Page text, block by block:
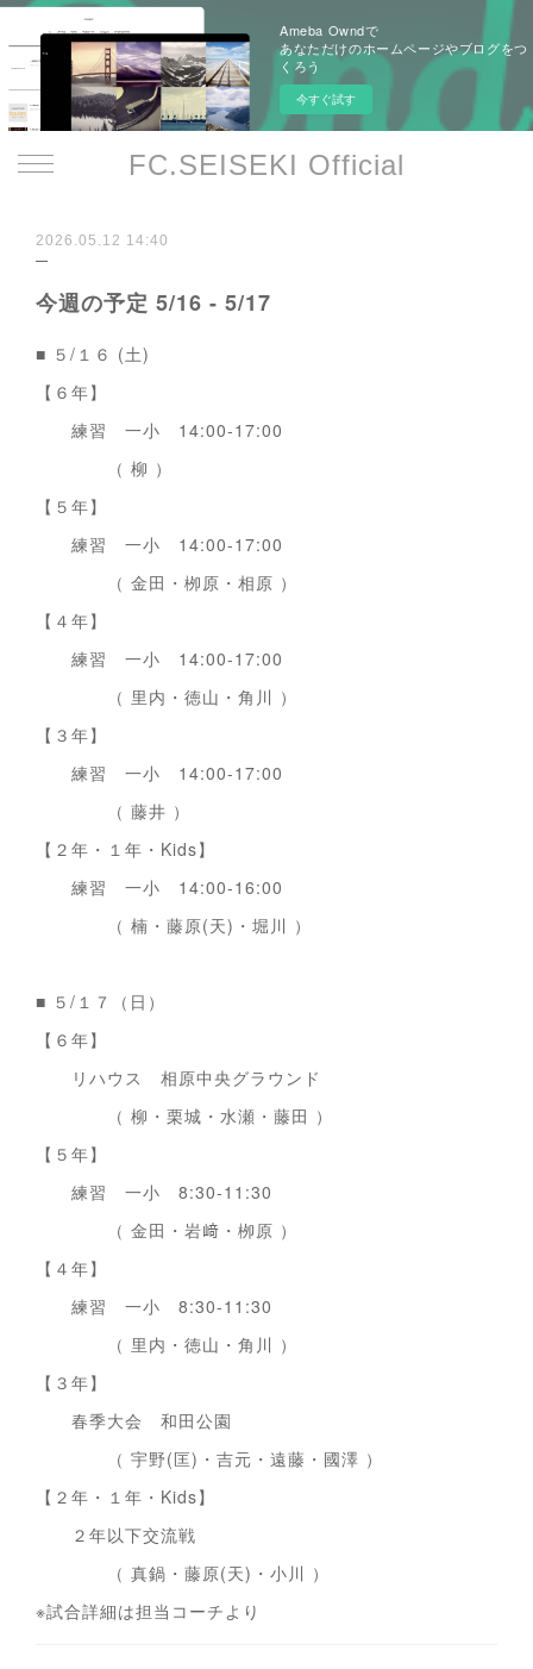
Ameba Owndで
あなただけのホームページやブログをつ
くろう
今すぐ試す
FC.SEISEKI Official
2026.05.12 14:40
今週の予定 5/16 - 5/17
■ ５/１６ (土)
【６年】
練習 一小 14:00-17:00
（ 柳 ）
【５年】
練習 一小 14:00-17:00
（ 金田・栁原・相原 ）
【４年】
練習 一小 14:00-17:00
（ 里内・徳山・角川 ）
【３年】
練習 一小 14:00-17:00
（ 藤井 ）
【２年・１年・Kids】
練習 一小 14:00-16:00
（ 楠・藤原(天)・堀川 ）
■ ５/１７（日）
【６年】
リハウス 相原中央グラウンド
（ 柳・栗城・水瀬・藤田 ）
【５年】
練習 一小 8:30-11:30
（ 金田・岩﨑・栁原 ）
【４年】
練習 一小 8:30-11:30
（ 里内・徳山・角川 ）
【３年】
春季大会 和田公園
（ 宇野(匡)・吉元・遠藤・國澤 ）
【２年・１年・Kids】
２年以下交流戦
（ 真鍋・藤原(天)・小川 ）
※試合詳細は担当コーチより